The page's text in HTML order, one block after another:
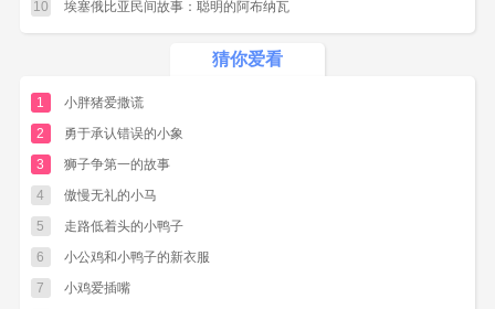
但是一向没听到狼回答。转头一看狼在前面
睡起了大觉。原来是因为它太累了，所以呼呼睡
小山羊一看到这样，赶紧推开门，跑回家去
了。
小朋友们，这只小山羊聪明吧?我们也要学它
一样哦，碰到大暴徒不要镇静，要多想办法。
10
埃塞俄比亚民间故事：聪明的阿布纳瓦
猜你爱看
1
小胖猪爱撒谎
2
勇于承认错误的小象
3
狮子争第一的故事
4
傲慢无礼的小马
5
走路低着头的小鸭子
6
小公鸡和小鸭子的新衣服
7
小鸡爱插嘴